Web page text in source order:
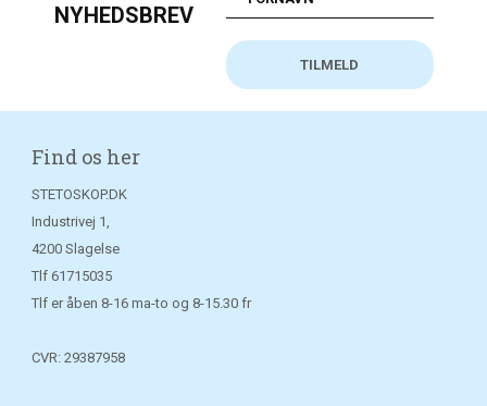
NYHEDSBREV
Find os her
STETOSKOP.DK
Industrivej 1,
4200 Slagelse
Tlf 61715035
Tlf er åben 8-16 ma-to og 8-15.30 fr
CVR: 29387958